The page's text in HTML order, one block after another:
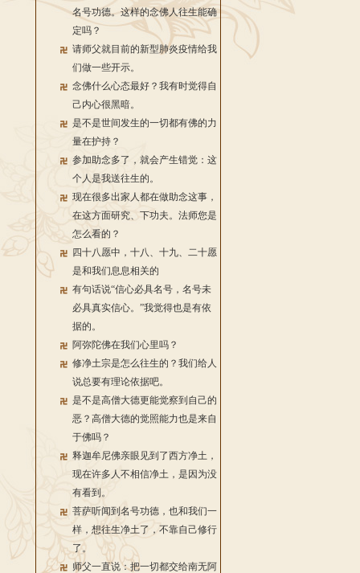
名号功德。这样的念佛人往生能确
定吗？
请师父就目前的新型肺炎疫情给我
们做一些开示。
念佛什么心态最好？我有时觉得自
己内心很黑暗。
是不是世间发生的一切都有佛的力
量在护持？
参加助念多了，就会产生错觉：这
个人是我送往生的。
现在很多出家人都在做助念这事，
在这方面研究、下功夫。法师您是
怎么看的？
四十八愿中，十八、十九、二十愿
是和我们息息相关的
有句话说“信心必具名号，名号未
必具真实信心。”我觉得也是有依
据的。
阿弥陀佛在我们心里吗？
修净土宗是怎么往生的？我们给人
说总要有理论依据吧。
是不是高僧大德更能觉察到自己的
恶？高僧大德的觉照能力也是来自
于佛吗？
释迦牟尼佛亲眼见到了西方净土，
现在许多人不相信净土，是因为没
有看到。
菩萨听闻到名号功德，也和我们一
样，想往生净土了，不靠自己修行
了。
师父一直说：把一切都交给南无阿